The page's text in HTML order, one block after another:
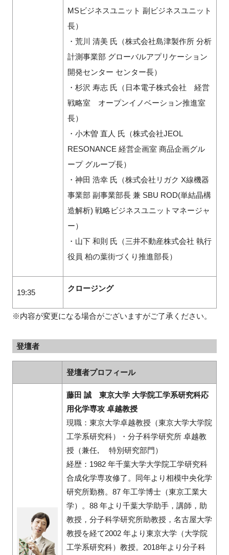
MSビジネスユニット 副ビジネスユニット
長）
・荒川 清美 氏（株式会社島津製作所 分析
計測事業部 グローバルアプリケーション
開発センター センター長）
・杉沢 寿志 氏（日本電子株式会社 経営
戦略室 オープンイノベーション推進室
長）
・小木曽 直人 氏（株式会社JEOL
RESONANCE 経営企画室 商品企画グル
ープ グループ長）
・神田 浩幸 氏（株式会社リガク X線機器
事業部 副事業部長 兼 SBU ROD(単結晶構
造解析) 戦略ビジネスユニットマネージャ
ー）
・山下 和則 氏（三井不動産株式会社 執行
役員 柏の葉街づくり推進部長）
19:35 クロージング
※内容が変更になる場合がございますがご了承ください。
登壇者
登壇者プロフィール
藤田 誠 東京大学 大学院工学系研究科応
用化学専攻 卓越教授
現職：東京大学卓越教授（東京大学大学院
工学系研究科）・分子科学研究所 卓越教
授（兼任, 特別研究部門）
経歴：1982 年千葉大学大学院工学研究科
合成化学専攻修了。同年より相模中央化学
研究所勤務。87 年工学博士（東京工業大
学）。88 年より千葉大学助手，講師，助
教授，分子科学研究所助教授，名古屋大学
教授を経て2002 年より東京大学（大学院
工学系研究科）教授。2018年より分子科